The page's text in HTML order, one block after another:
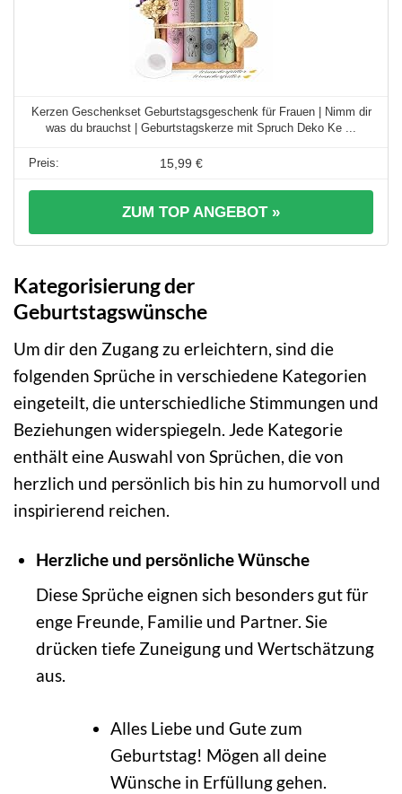
Kerzen Geschenkset Geburtstagsgeschenk für Frauen | Nimm dir
was du brauchst | Geburtstagskerze mit Spruch Deko Ke ...
15,99 €
ZUM TOP ANGEBOT »
Kategorisierung der
Geburtstagswünsche
Um dir den Zugang zu erleichtern, sind die
folgenden Sprüche in verschiedene Kategorien
eingeteilt, die unterschiedliche Stimmungen und
Beziehungen widerspiegeln. Jede Kategorie
enthält eine Auswahl von Sprüchen, die von
herzlich und persönlich bis hin zu humorvoll und
inspirierend reichen.
Herzliche und persönliche Wünsche
Diese Sprüche eignen sich besonders gut für
enge Freunde, Familie und Partner. Sie
drücken tiefe Zuneigung und Wertschätzung
aus.
Alles Liebe und Gute zum
Geburtstag! Mögen all deine
Wünsche in Erfüllung gehen.